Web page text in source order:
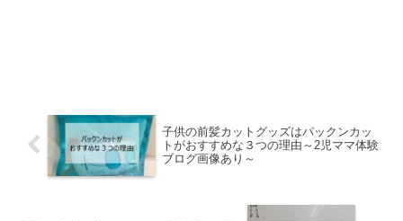
子供の前髪カットグッズはパックンカッ
トがおすすめな３つの理由～2児ママ体験
ブログ画像あり～